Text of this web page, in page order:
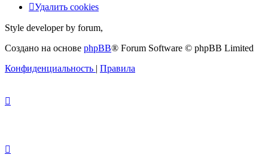
Удалить cookies
Style developer by forum,
Создано на основе phpBB® Forum Software © phpBB Limited
Конфиденциальность | Правила